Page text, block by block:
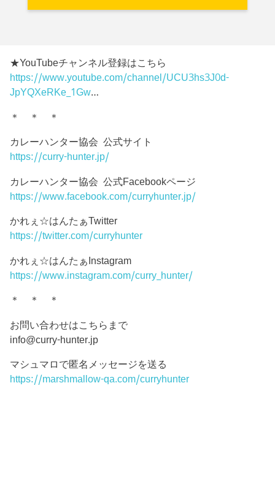
★YouTubeチャンネル登録はこちら
https://www.youtube.com/channel/UCU3hs3J0d-
JpYQXeRKe_1Gw…
＊ ＊ ＊
カレーハンター協会 公式サイト
https://curry-hunter.jp/
カレーハンター協会 公式Facebookページ
https://www.facebook.com/curryhunter.jp/
かれぇ☆はんたぁTwitter
https://twitter.com/curryhunter
かれぇ☆はんたぁInstagram
https://www.instagram.com/curry_hunter/
＊ ＊ ＊
お問い合わせはこちらまで
info@curry-hunter.jp
マシュマロで匿名メッセージを送る
https://marshmallow-qa.com/curryhunter